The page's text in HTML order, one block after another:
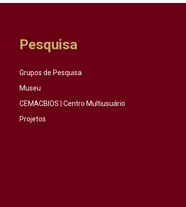
Pesquisa
Grupos de Pesquisa
Museu
CEMACBIOS | Centro Multiusuário
Projetos